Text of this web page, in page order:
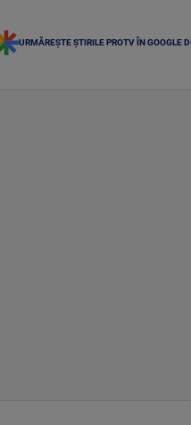
URMĂREȘTE ȘTIRILE PROTV ÎN GOOGLE